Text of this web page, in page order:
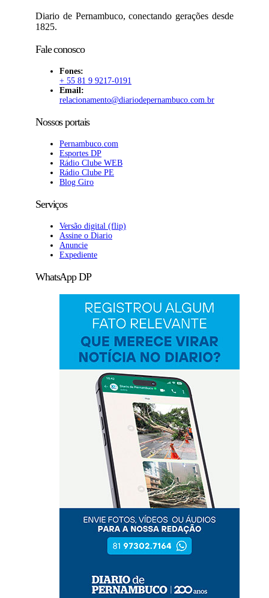
Diario de Pernambuco, conectando gerações desde
1825.
Fale conosco
Fones:
+ 55 81 9 9217-0191
Email:
relacionamento@diariodepernambuco.com.br
Nossos portais
Pernambuco.com
Esportes DP
Rádio Clube WEB
Rádio Clube PE
Blog Giro
Serviços
Versão digital (flip)
Assine o Diario
Anuncie
Expediente
WhatsApp DP